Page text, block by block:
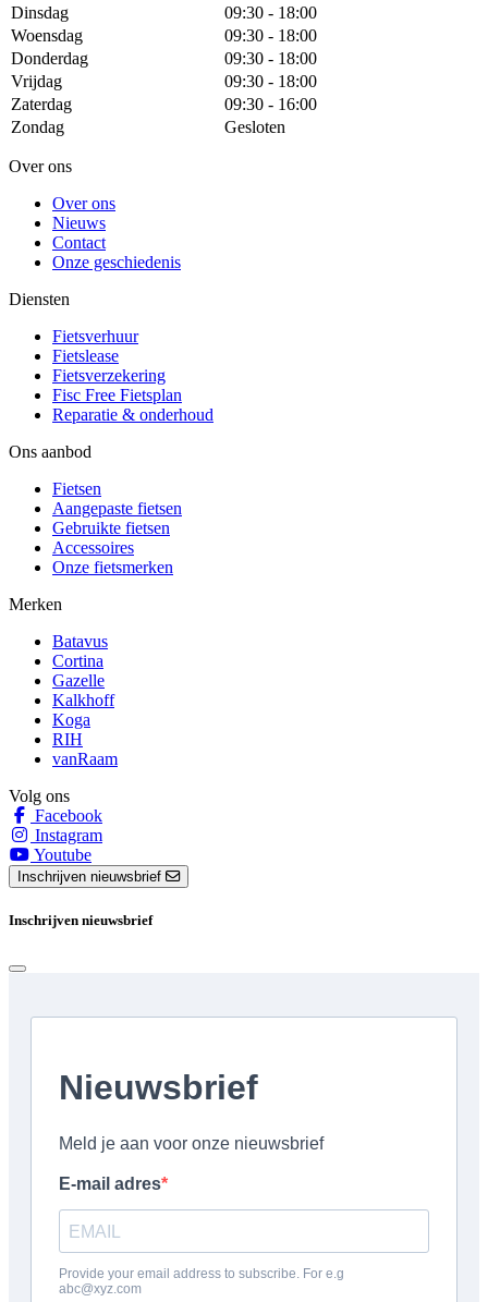
Dinsdag
09:30 - 18:00
Woensdag
09:30 - 18:00
Donderdag
09:30 - 18:00
Vrijdag
09:30 - 18:00
Zaterdag
09:30 - 16:00
Zondag
Gesloten
Over ons
Over ons
Nieuws
Contact
Onze geschiedenis
Diensten
Fietsverhuur
Fietslease
Fietsverzekering
Fisc Free Fietsplan
Reparatie & onderhoud
Ons aanbod
Fietsen
Aangepaste fietsen
Gebruikte fietsen
Accessoires
Onze fietsmerken
Merken
Batavus
Cortina
Gazelle
Kalkhoff
Koga
RIH
vanRaam
Volg ons
Facebook
Instagram
Youtube
Inschrijven nieuwsbrief
Inschrijven nieuwsbrief